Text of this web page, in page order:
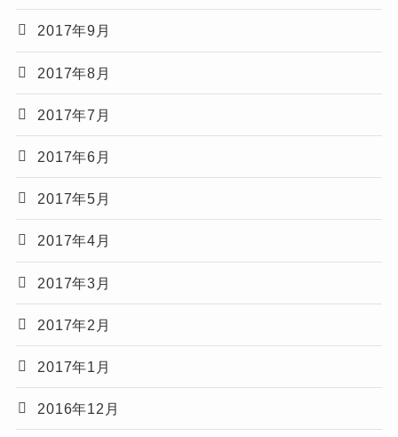
2017年9月
2017年8月
2017年7月
2017年6月
2017年5月
2017年4月
2017年3月
2017年2月
2017年1月
2016年12月